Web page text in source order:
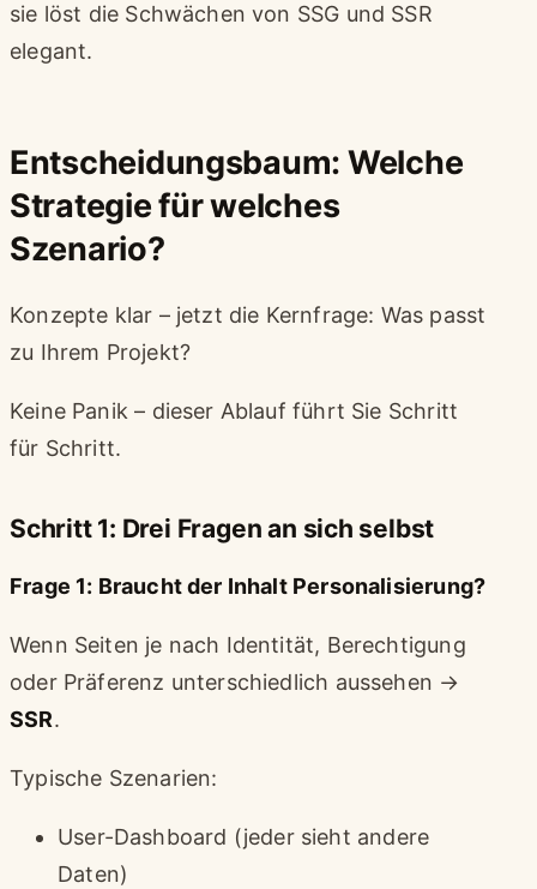
sie löst die Schwächen von SSG und SSR
elegant.
Entscheidungsbaum: Welche
Strategie für welches
Szenario?
Konzepte klar – jetzt die Kernfrage: Was passt
zu Ihrem Projekt?
Keine Panik – dieser Ablauf führt Sie Schritt
für Schritt.
Schritt 1: Drei Fragen an sich selbst
Frage 1: Braucht der Inhalt Personalisierung?
Wenn Seiten je nach Identität, Berechtigung
oder Präferenz unterschiedlich aussehen →
SSR.
Typische Szenarien:
User-Dashboard (jeder sieht andere
Daten)